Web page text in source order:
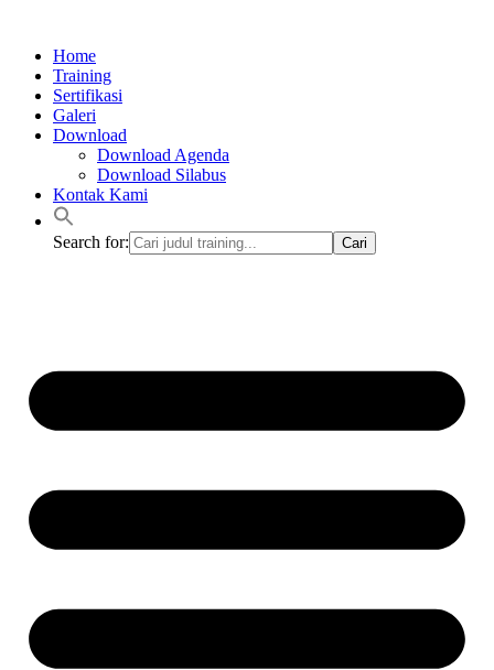
kontenHome
Training
Sertifikasi
Galeri
Download
Download Agenda
Download Silabus
Kontak Kami
Search for: